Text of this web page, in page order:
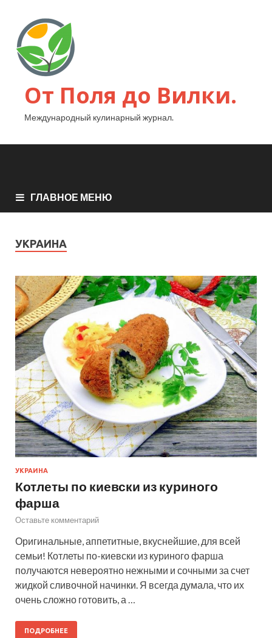
От Поля до Вилки.
Международный кулинарный журнал.
ГЛАВНОЕ МЕНЮ
УКРАИНА
УКРАИНА
Котлеты по киевски из куриного
фарша
Оставьте комментарий
Оригинальные, аппетитные, вкуснейшие, для всей
семьи! Котлеты по-киевски из куриного фарша
получаются невероятно нежными и сочными за счет
жидкой сливочной начинки. Я всегда думала, что их
очень сложно готовить, а …
ПОДРОБНЕЕ